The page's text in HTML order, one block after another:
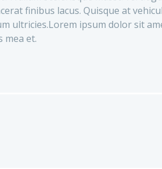
finibus lacus. Quisque at
ultricies.Lorem ipsum dolor sit
mea et.